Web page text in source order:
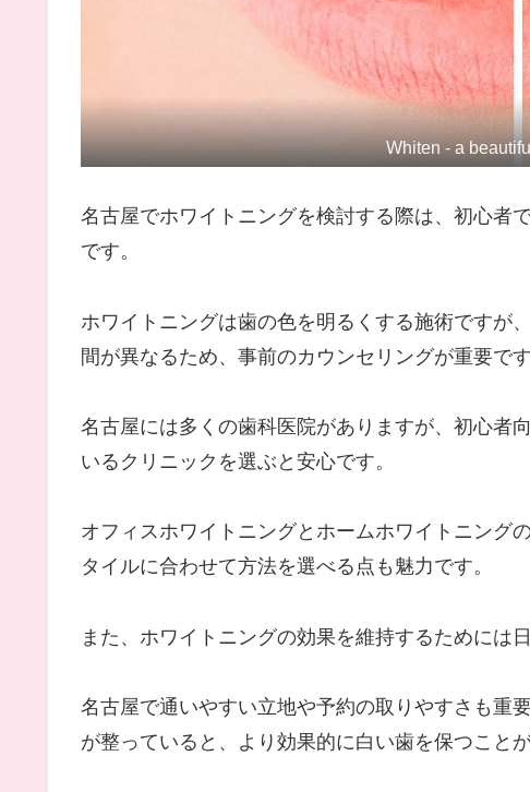
Whiten - a
名古屋でホワイトニングを検討する際は、初心者
です。
ホワイトニングは歯の色を明るくする施術ですが
間が異なるため、事前のカウンセリングが重要です
名古屋には多くの歯科医院がありますが、初心者
いるクリニックを選ぶと安心です。
オフィスホワイトニングとホームホワイトニング
タイルに合わせて方法を選べる点も魅力です。
また、ホワイトニングの効果を維持するためには
名古屋で通いやすい立地や予約の取りやすさも重
が整っていると、より効果的に白い歯を保つことが